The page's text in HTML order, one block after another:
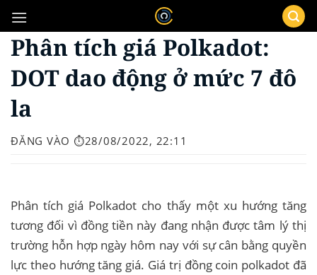
qua
nội
Phân tích giá Polkadot:
DOT dao động ở mức 7 đô
la
ĐĂNG VÀO ⏱️28/08/2022, 22:11
Phân tích giá Polkadot cho thấy một xu hướng tăng
tương đối vì đồng tiền này đang nhận được tâm lý thị
trường hỗn hợp ngày hôm nay với sự cân bằng quyền
lực theo hướng tăng giá. Giá trị đồng coin polkadot đã